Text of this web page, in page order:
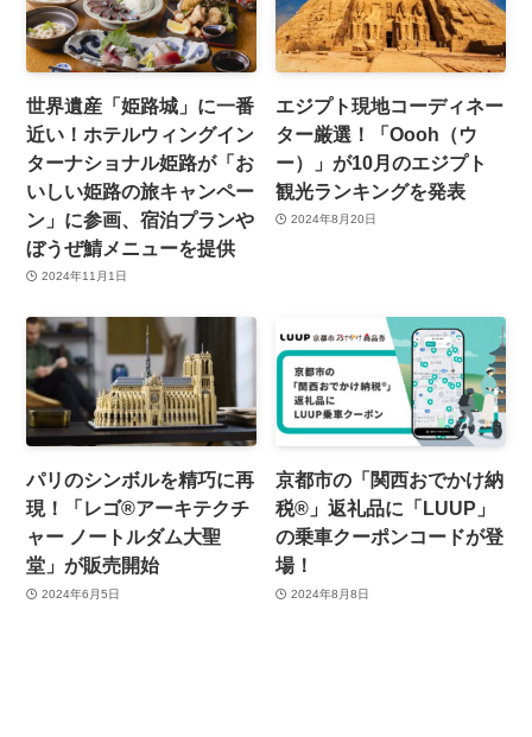
世界遺産「姫路城」に一番
近い！ホテルウィングイン
ターナショナル姫路が「お
いしい姫路の旅キャンペー
ン」に参画、宿泊プランや
ぼうぜ鯖メニューを提供
2024年11月1日
エジプト現地コーディネー
ター厳選！「Oooh（ウ
ー）」が10月のエジプト
観光ランキングを発表
2024年8月20日
パリのシンボルを精巧に再
現！「レゴ®アーキテクチ
ャー ノートルダム大聖
堂」が販売開始
2024年6月5日
京都市の「関西おでかけ納
税®」返礼品に「LUUP」
の乗車クーポンコードが登
場！
2024年8月8日